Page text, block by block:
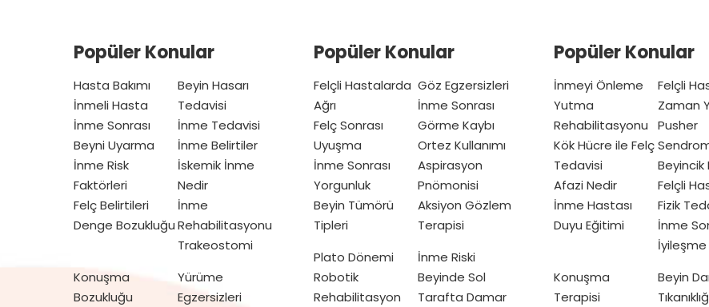
Popüler Konular
Hasta Bakımı
İnmeli Hasta
İnme Sonrası
Beyni Uyarma
İnme Risk
Faktörleri
Felç Belirtileri
Denge Bozukluğu
Beyin Hasarı
Tedavisi
İnme Tedavisi
İnme Belirtiler
İskemik İnme
Nedir
İnme
Rehabilitasyonu
Trakeostomi
Konuşma
Bozukluğu
Yürüme
Egzersizleri
Popüler Konular
Felçli Hastalarda
Ağrı
Felç Sonrası
Uyuşma
İnme Sonrası
Yorgunluk
Beyin Tümörü
Tipleri
Göz Egzersizleri
İnme Sonrası
Görme Kaybı
Ortez Kullanımı
Aspirasyon
Pnömonisi
Aksiyon Gözlem
Terapisi
Plato Dönemi
Robotik
Rehabilitasyon
İnme Riski
Beyinde Sol
Tarafta Damar
Popüler Konular
İnmeyi Önleme
Yutma
Rehabilitasyonu
Kök Hücre ile Felç
Tedavisi
Afazi Nedir
İnme Hastası
Duyu Eğitimi
Felçli
Zaman
Pusher
Beyincik
Felçli
Fizik
İnme
İyileşme
Konuşma
Terapisi
Beyin